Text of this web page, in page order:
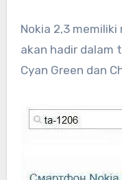
Nokia 2,3 memiliki
akan hadir dalam
Cyan Green dan